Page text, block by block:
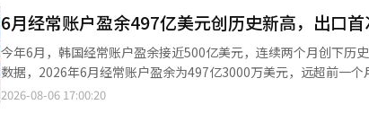
和平台劳动者等劳务提供者的《劳动者权利基本法》。夜间劳动者健康保护
化为就业、住房、资产形成、婚姻、生育和文化生活等社会进入
20万个民间和公共就业岗位以及超过10万名创业者。 在地方经济领域，政府将在第三季度制定包括AI智能农业设施
集聚和农村必需生活服务扩展的农村发展战略。将开发与传统市
三特地区产业相结合的国立大学。 为支持结构创新的资金，政府决定同时推进未来应对基金的设立、地方教育财政拨
政府及公共机构资产信息的数据库。计划在今年内将地方政府和
连接，并引入支持行政网络的人工智能（AI）聊天机器人。 政府还计划建立一个支持国家资产利用和开发的基于AI的
专用数据库“K-Asset Cloud”。为此，将于2027年启动信息化战略计划（ISP）的
和供应，将新设定期管理程序。每年1至2月对资产进行分类，1
具体化项目。 政府将启动由民间专家参与的公私合营工作组，并指定韩国开发研究院（KDI）为总研究机构，计划在
延迟，但如果相关法案通过，预计将继续推动虚拟资产行业的增
涨趋势。以太坊价格较前日上涨1.68%，达到1904美元。索拉纳
元交易所Bithumb上的比特币交易价格约为91648000韩元（约合
价'为-0.15%。※ 本报道经人工智能（AI）系统翻译与编辑。
6月经常账户盈余497亿美元创历史新高，出口
今年6月，韩国经常账户盈余接近500亿美元，连续两个月创下历史新高。 根据韩国银行6日发布的国际收
数据，2026年6月经常账户盈余为497亿3000万美元，远超前一个月
6月，今年累计经常账户盈余达到1910亿1000万美元，是去年同期478亿7000万
2026-08-06 17:00:20